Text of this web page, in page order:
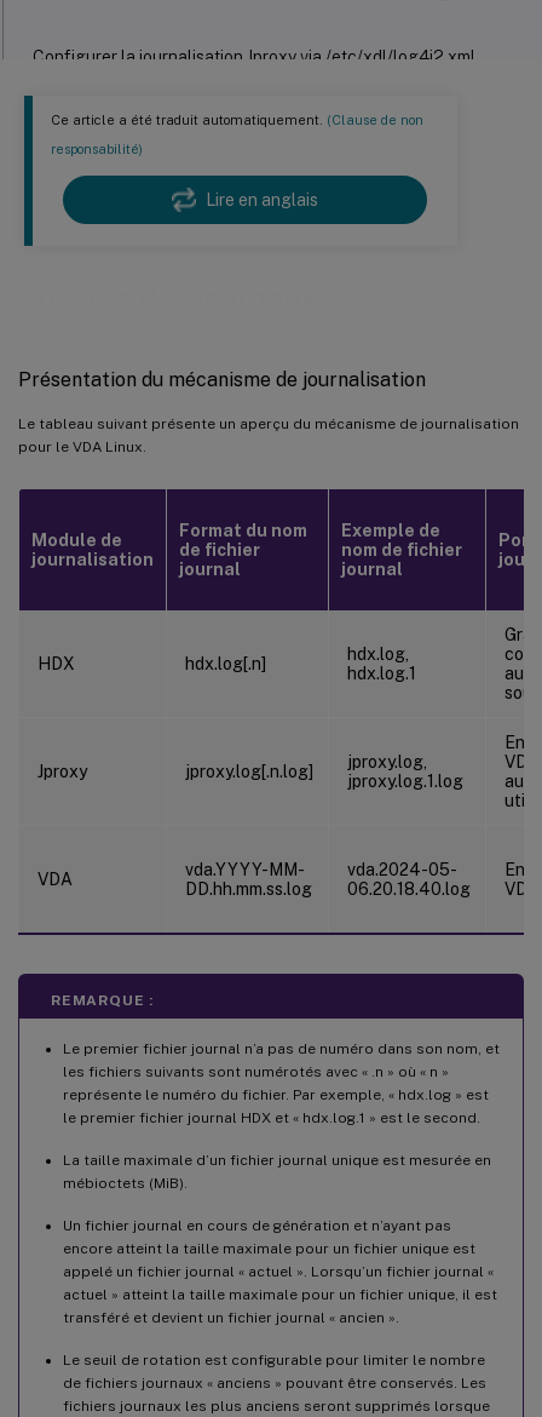
Ce article a été traduit automatiquement. (Clause de non
responsabilité)
Lire en anglais
Présentation du mécanisme de journalisation
Le tableau suivant présente un aperçu du mécanisme de journalisation
pour le VDA Linux.
Module de
journalisation
Format du nom
de fichier
journal
Exemple de
nom de fichier
journal
HDX hdx.log[.n]
hdx.log,
hdx.log.1
Jproxy jproxy.log[.n.log]
jproxy.log,
jproxy.log.1.log
VDA,
VDA
vda.YYYY-MM-
DD.hh.mm.ss.log
vda.2024-05-
06.20.18.40.log
VDA
REMARQUE :
Le premier fichier journal n’a pas de numéro dans son nom, et
les fichiers suivants sont numérotés avec « .n » où « n »
représente le numéro du fichier. Par exemple, « hdx.log » est
le premier fichier journal HDX et « hdx.log.1 » est le second.
La taille maximale d’un fichier journal unique est mesurée en
mébioctets (MiB).
Un fichier journal en cours de génération et n’ayant pas
encore atteint la taille maximale pour un fichier unique est
appelé un fichier journal « actuel ». Lorsqu’un fichier journal «
actuel » atteint la taille maximale pour un fichier unique, il est
transféré et devient un fichier journal « ancien ».
Le seuil de rotation est configurable pour limiter le nombre
de fichiers journaux « anciens » pouvant être conservés. Les
fichiers journaux les plus anciens seront supprimés lorsque
Configurer la journalisation Jproxy via /etc/xdl/log4j2.xml
Dépannage